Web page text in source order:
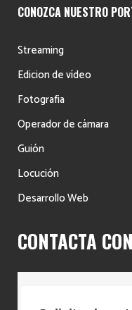
CONOZCA NUESTRO
Streaming
Edicion de vídeo
Fotografia
Operador de cámara
Guión
Locución
Desarrollo Web
CONTACTA